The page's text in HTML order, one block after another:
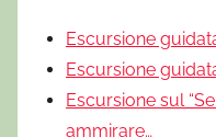
Escursione
Escursione
Escursione sul
ammirare…